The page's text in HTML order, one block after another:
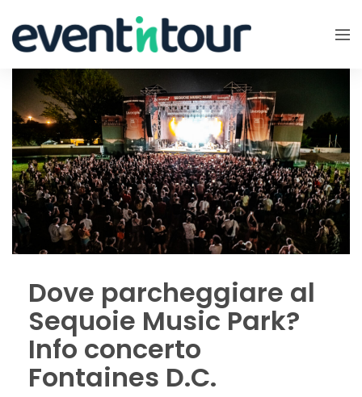
Dove parcheggiare al
Sequoie Music Park?
Info concerto
Fontaines D.C.